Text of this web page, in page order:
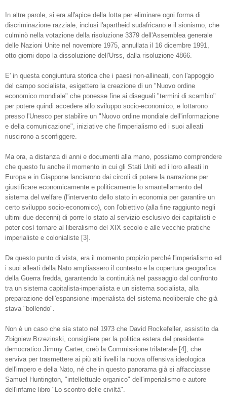
In altre parole, si era all'apice della lotta per eliminare ogni forma di
discriminazione razziale, inclusi l'apartheid sudafricano e il sionismo, che
culminò nella votazione della risoluzione 3379 dell'Assemblea generale
delle Nazioni Unite nel novembre 1975, annullata il 16 dicembre 1991,
otto giorni dopo la dissoluzione dell'Urss, dalla risoluzione 4866.
E' in questa congiuntura storica che i paesi non-allineati, con l'appoggio
del campo socialista, esigettero la creazione di un "Nuovo ordine
economico mondiale" che ponesse fine ai diseguali "termini di scambio"
per potere quindi accedere allo sviluppo socio-economico, e lottarono
presso l'Unesco per stabilire un "Nuovo ordine mondiale dell'informazione
e della comunicazione", iniziative che l'imperialismo ed i suoi alleati
riuscirono a sconfiggere.
Ma ora, a distanza di anni e documenti alla mano, possiamo comprendere
che questo fu anche il momento in cui gli Stati Uniti ed i loro alleati in
Europa e in Giappone lanciarono dai circoli di potere la narrazione per
giustificare economicamente e politicamente lo smantellamento del
sistema del welfare (l'intervento dello stato in economia per garantire un
certo sviluppo socio-economico), con l'obiettivo (alla fine raggiunto negli
ultimi due decenni) di porre lo stato al servizio esclusivo dei capitalisti e
poter così tornare al liberalismo del XIX secolo e alle vecchie pratiche
imperialiste e colonialiste [3].
Da questo punto di vista, era il momento propizio perché l'imperialismo ed
i suoi alleati della Nato ampliassero il contesto e la copertura geografica
della Guerra fredda, garantendo la continuità nel passaggio dal confronto
tra un sistema capitalista-imperialista e un sistema socialista, alla
preparazione dell'espansione imperialista del sistema neoliberale che già
stava "bollendo".
Non è un caso che sia stato nel 1973 che David Rockefeller, assistito da
Zbigniew Brzezinski, consigliere per la politica estera del presidente
democratico Jimmy Carter, creò la Commissione trilaterale [4], che
serviva per trasmettere ai più alti livelli la nuova offensiva ideologica
dell'impero e della Nato, né che in questo panorama già si affacciasse
Samuel Huntington, "intellettuale organico" dell'imperialismo e autore
dell'infame libro "Lo scontro delle civiltà".